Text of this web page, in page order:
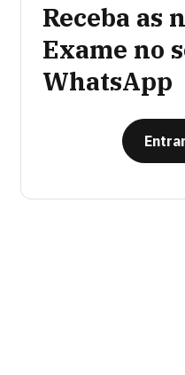
Receba as
Exame no
WhatsApp